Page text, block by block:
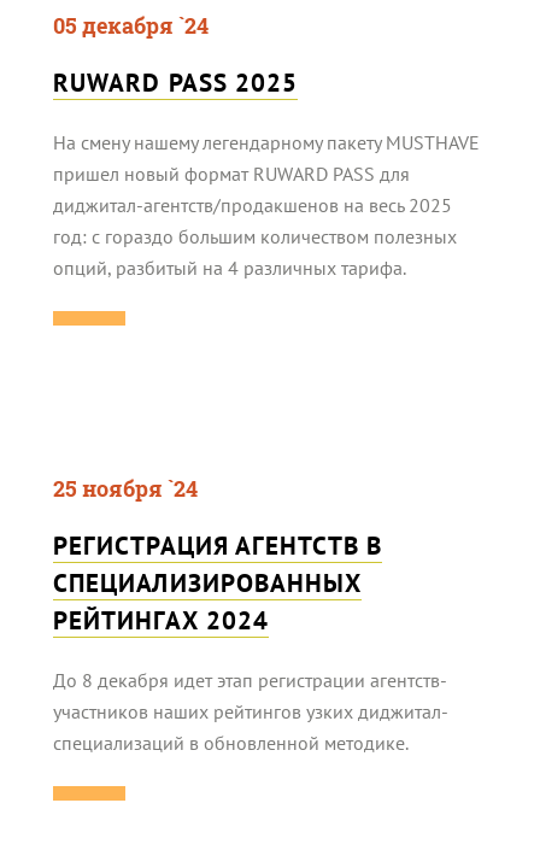
05 декабря `24
RUWARD PASS 2025
На смену нашему легендарному пакету MUSTHAVE
пришел новый формат RUWARD PASS для
диджитал-агентств/продакшенов на весь 2025
год: с гораздо большим количеством полезных
опций, разбитый на 4 различных тарифа.
25 ноября `24
РЕГИСТРАЦИЯ АГЕНТСТВ В
СПЕЦИАЛИЗИРОВАННЫХ
РЕЙТИНГАХ 2024
До 8 декабря идет этап регистрации агентств-
участников наших рейтингов узких диджитал-
специализаций в обновленной методике.